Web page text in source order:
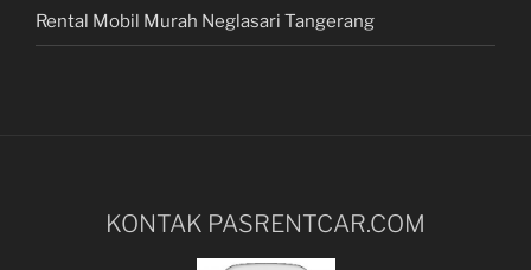
Rental Mobil Murah Neglasari Tangerang
KONTAK PASRENTCAR.COM